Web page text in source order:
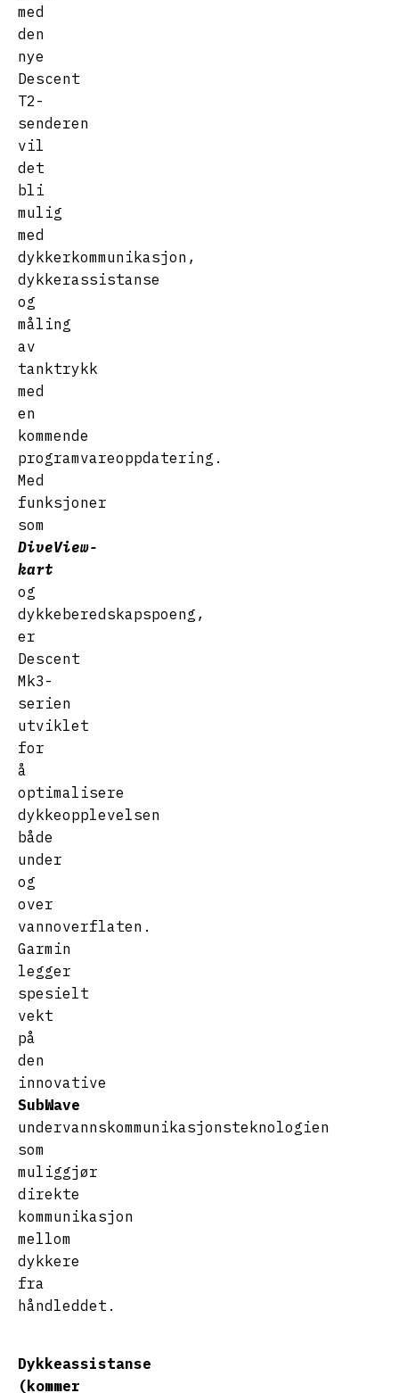
med
den
nye
Descent
T2-
senderen
vil
det
bli
mulig
med
dykkerkommunikasjon,
dykkerassistanse
og
måling
av
tanktrykk
med
en
kommende
programvareoppdatering.
Med
funksjoner
som
DiveView-
kart
og
dykkeberedskapspoeng,
er
Descent
Mk3-
serien
utviklet
for
å
optimalisere
dykkeopplevelsen
både
under
og
over
vannoverflaten.
Garmin
legger
spesielt
vekt
på
den
innovative
SubWave
undervannskommunikasjonsteknologien
som
muliggjør
direkte
kommunikasjon
mellom
dykkere
fra
håndleddet.
Dykkeassistanse
(kommer